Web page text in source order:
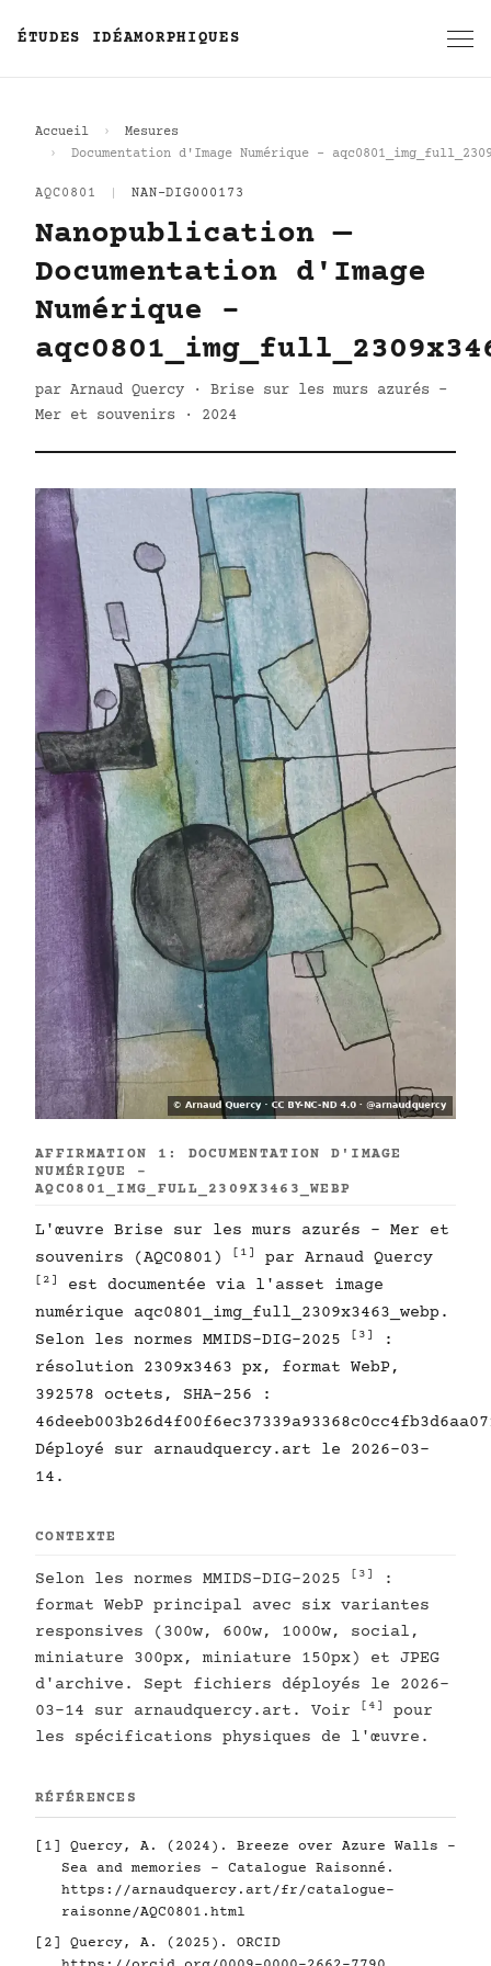
ÉTUDES IDÉAMORPHIQUES
Accueil
Mesures
Documentation d'Image Numérique -
AQC0801 NAN-DIG000173
Nanopublication —
Documentation d'Image
Numérique -
par Arnaud Quercy · Brise sur les murs azurés -
Mer et souvenirs · 2024
AFFIRMATION 1: DOCUMENTATION D'IMAGE
NUMÉRIQUE -
AQC0801_IMG_FULL_2309X3463_WEBP
L'œuvre Brise sur les murs azurés - Mer et
souvenirs (AQC0801)
[1] par Arnaud Quercy
[2]
est documentée via l'asset image
numérique aqc0801_img_full_2309x3463_webp.
Selon les normes MMIDS-DIG-2025
[3]
:
résolution 2309x3463 px, format WebP,
392578 octets, SHA-256 :
Déployé sur arnaudquercy.art le 2026-03-
14.
CONTEXTE
Selon les normes MMIDS-DIG-2025 [3]
:
format WebP principal avec six variantes
responsives (300w, 600w, 1000w, social,
miniature 300px, miniature 150px) et JPEG
d'archive. Sept fichiers déployés le 2026-
03-14 sur arnaudquercy.art. Voir
[4]
pour
les spécifications physiques de l'œuvre.
RÉFÉRENCES
[1]
Quercy, A. (2024). Breeze over Azure Walls -
Sea and memories - Catalogue Raisonné.
https://arnaudquercy.art/fr/catalogue-
raisonne/AQC0801.html
[2]
Quercy, A. (2025). ORCID